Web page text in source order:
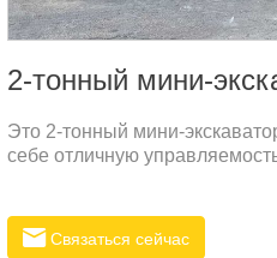
2-тонный мини-
Это 2-тонный мини-
себе отличную
Связаться сейчас